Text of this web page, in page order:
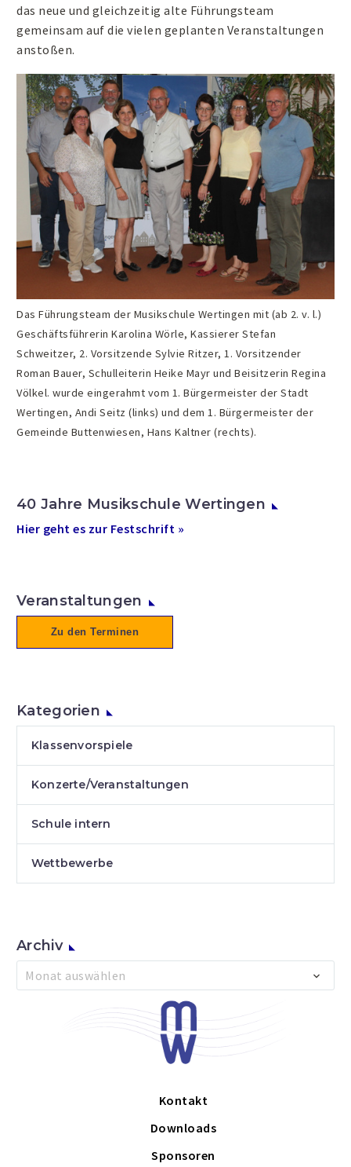
das neue und gleichzeitig alte Führungsteam
gemeinsam auf die vielen geplanten Veranstaltungen
anstoßen.
Das Führungsteam der Musikschule Wertingen mit (ab 2. v. l.)
Geschäftsführerin Karolina Wörle, Kassierer Stefan
Schweitzer, 2. Vorsitzende Sylvie Ritzer, 1. Vorsitzender
Roman Bauer, Schulleiterin Heike Mayr und Beisitzerin Regina
Völkel. wurde eingerahmt vom 1. Bürgermeister der Stadt
Wertingen, Andi Seitz (links) und dem 1. Bürgermeister der
Gemeinde Buttenwiesen, Hans Kaltner (rechts).
40 Jahre Musikschule Wertingen
Hier geht es zur Festschrift »
Veranstaltungen
Zu den Terminen
Kategorien
Klassenvorspiele
Konzerte/Veranstaltungen
Schule intern
Wettbewerbe
Archiv
Archiv
Monat auswählen
Kontakt
Downloads
Sponsoren